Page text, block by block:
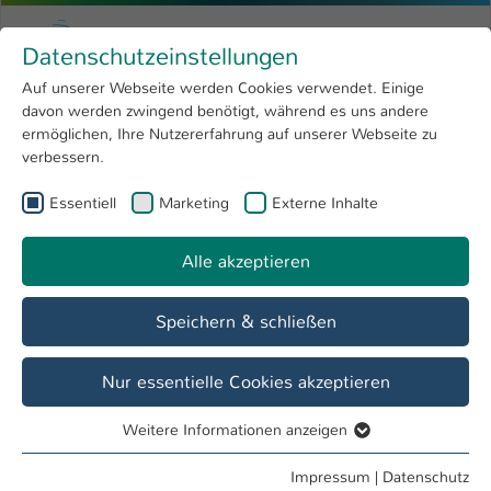
Menu
Forschung 4
Open submenu
Hochschule
International
Zum Hauptinhalt springen
Hochschule Kaiserslautern
Sie sind hier: Angewandte Ingenieurwissenschaften
Fachbereich
Übersicht Studieninteressierte Studierende
Forschungsaktivitäten im Fachbereich
Angewandte Ingenieurwissenschaften
Im Fachbereich Angewandte Ingenieurwissenschaft gibt es
zahlreiche Forschungsaktivitäten.
Datenschutzeinstellungen
Auf unserer Webseite werden Cookies verwendet. Einige
davon werden zwingend benötigt, während es uns andere
ermöglichen, Ihre Nutzererfahrung auf unserer Webseite zu
verbessern.
Essentiell Marketing Externe Inhalte
Alle akzeptieren
Speichern & schließen
Nur essentielle Cookies akzeptieren
Essentielle Cookies werden für grundlegende Funktionen
Weitere Informationen anzeigen
Impressum | Datenschutz